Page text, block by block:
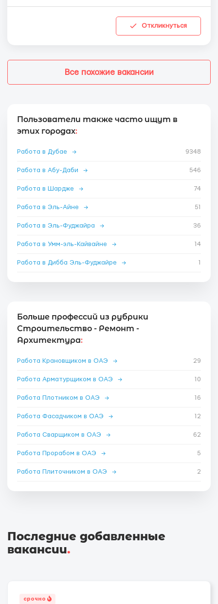
Откликнуться
Все похожие вакансии
Пользователи также часто ищут в
этих городах:
Работа в Дубае → 9348
Работа в Абу-Даби → 546
Работа в Шардже → 74
Работа в Эль-Айне → 51
Работа в Эль-Фуджайра → 36
Работа в Умм-эль-Кайвайне → 14
Работа в Дибба Эль-Фуджайре → 1
Больше профессий из рубрики
Строительство - Ремонт -
Архитектура:
Работа Крановщиком в ОАЭ → 29
Работа Арматурщиком в ОАЭ → 10
Работа Плотником в ОАЭ → 16
Работа Фасадчиком в ОАЭ → 12
Работа Сварщиком в ОАЭ → 62
Работа Прорабом в ОАЭ → 5
Работа Плиточником в ОАЭ → 2
Последние добавленные
вакансии.
срочно